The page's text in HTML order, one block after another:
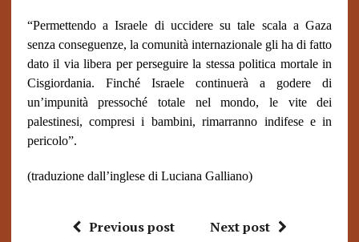
“Permettendo a Israele di uccidere su tale scala a Gaza
senza conseguenze, la comunità internazionale gli ha di fatto
dato il via libera per perseguire la stessa politica mortale in
Cisgiordania. Finché Israele continuerà a godere di
un’impunità pressoché totale nel mondo, le vite dei
palestinesi, compresi i bambini, rimarranno indifese e in
pericolo”.
(traduzione dall’inglese di Luciana Galliano)
Previous post Next post